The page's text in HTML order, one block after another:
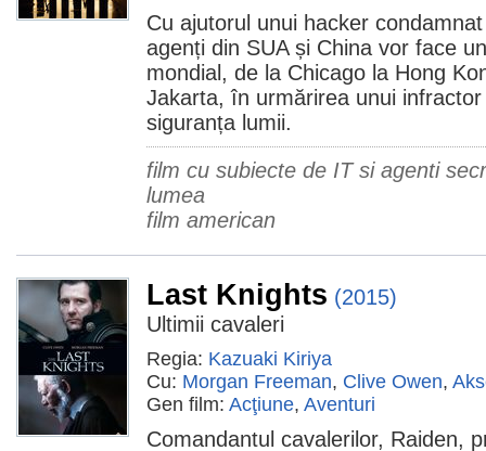
Cu ajutorul unui hacker
agenți din SUA și China vor face
mondial, de la Chicago la Hong
Jakarta, în urmărirea unui
siguranța lumii.
film cu subiecte de IT si agenti
lumea
film american
Last Knights (2015)
Ultimii cavaleri
Regia: Kazuaki Kiriya
Cu: Morgan Freeman, Clive Owen,
Gen film: Acţiune, Aventuri
Comandantul cavalerilor, Raiden,